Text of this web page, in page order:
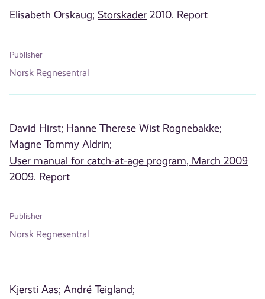
Elisabeth Orskaug; Storskader 2010. Report
Publisher
Norsk Regnesentral
David Hirst; Hanne Therese Wist Rognebakke;
Magne Tommy Aldrin;
User manual for catch-at-age program, March 2009
2009. Report
Publisher
Norsk Regnesentral
Kjersti Aas; André Teigland;